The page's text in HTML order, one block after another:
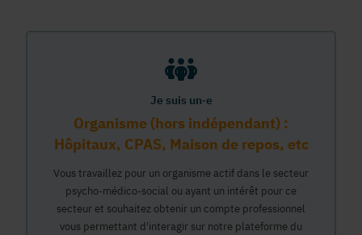
Je suis un·e
Organisme (hors indépendant) :
Hôpitaux, CPAS, Maison de repos, etc
Vous travaillez pour un organisme actif dans le secteur
psycho-médico-social ou ayant un intérêt pour ce
secteur et souhaitez obtenir un compte professionnel
vous permettant d'interagir sur notre plateforme du